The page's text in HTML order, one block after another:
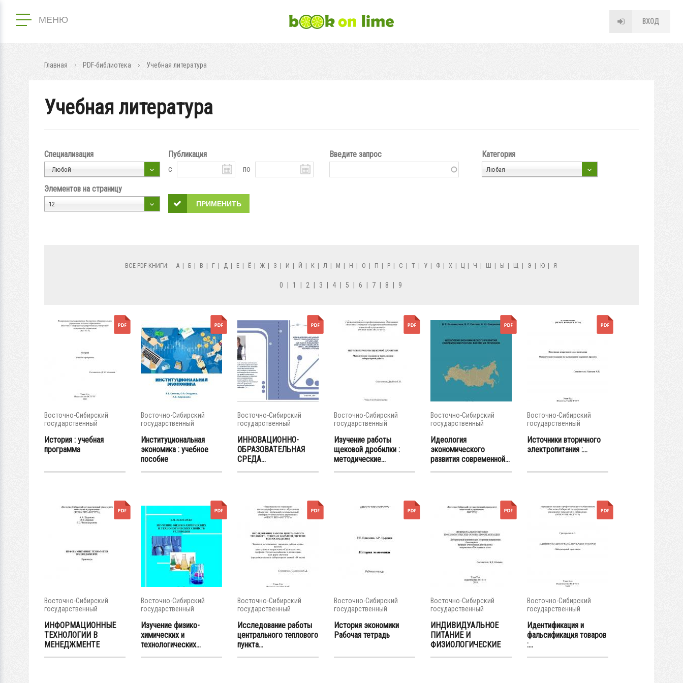
МЕНЮ ВХОД
Главная PDF-библиотека Учебная литература
Учебная литература
Специализация
- Любой -
Публикация
с
по
Введите запрос Категория
Любая
Элементов на страницу
12
ВСЕ PDF-КНИГИ: А | Б | В | Г | Д | Е | Ё | Ж | З | И | Й | К | Л | М | Н | О | П | Р | С | Т | У | Ф | Х | Ц | Ч | Ш | Ы | Щ | Э | Ю | Я
0 1 2 3 4 5 6 7 8 9
Восточно-Сибирский
государственный
История : учебная
программа
Восточно-Сибирский
государственный
Институциональная
экономика : учебное
пособие
Восточно-Сибирский
государственный
ИННОВАЦИОННО-
ОБРАЗОВАТЕЛЬНАЯ
СРЕДА...
Восточно-Сибирский
государственный
Изучение работы
щековой дробилки :
методические...
Восточно-Сибирский
государственный
Идеология
экономического
развития современной...
Восточно-Сибирский
государственный
Источники вторичного
электропитания :...
Восточно-Сибирский
государственный
ИНФОРМАЦИОННЫЕ
ТЕХНОЛОГИИ В
МЕНЕДЖМЕНТЕ
Практикум
Восточно-Сибирский
государственный
Изучение физико-
химических и
технологических...
Восточно-Сибирский
государственный
Исследование работы
центрального теплового
пункта...
Восточно-Сибирский
государственный
История экономики
Рабочая тетрадь
Восточно-Сибирский
государственный
ИНДИВИДУАЛЬНОЕ
ПИТАНИЕ И
ФИЗИОЛОГИЧЕСКИЕ
ОСНОВЫ...
Восточно-Сибирский
государственный
Идентификация и
фальсификация товаров
:...